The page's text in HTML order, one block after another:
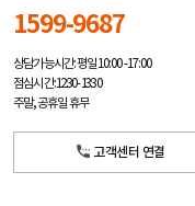
1599-9687
상담가능시간: 평일10:00 -17:00
점심시간: 12:30 - 13:30
주말, 공휴일 휴무
고객센터 연결